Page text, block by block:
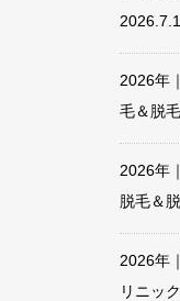
2026年
毛＆脱
2026年
脱毛＆
2026年
リニッ